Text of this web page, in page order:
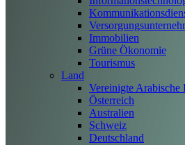
Immobilien
Grüne Ökonomie
Tourismus
Land
Vereinigte Arabische
Österreich
Australien
Schweiz
Deutschland